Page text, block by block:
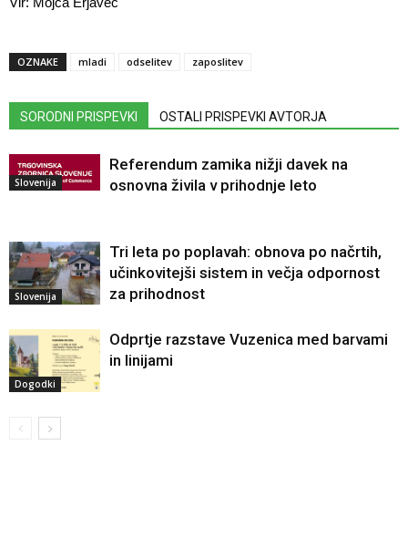
OZNAKE mladi odselitev zaposlitev
SORODNI PRISPEVKI OSTALI PRISPEVKI AVTORJA
Slovenija
Referendum zamika nižji davek na
osnovna živila v prihodnje leto
Slovenija
Tri leta po poplavah: obnova po načrtih,
učinkovitejši sistem in večja odpornost
za prihodnost
Dogodki
Odprtje razstave Vuzenica med barvami
in linijami